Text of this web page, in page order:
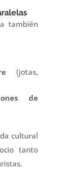
también
(jotas,
de
cultural
tanto